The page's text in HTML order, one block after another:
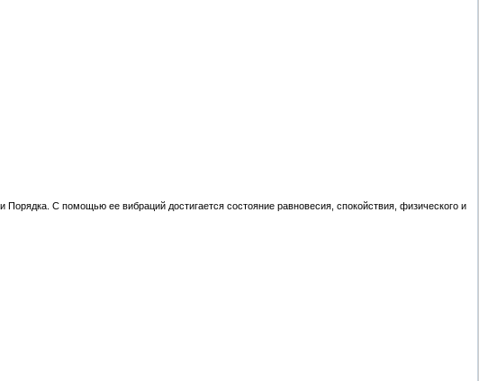
С помощью ее вибраций достигается состояние равновесия, спокойствия, физического и